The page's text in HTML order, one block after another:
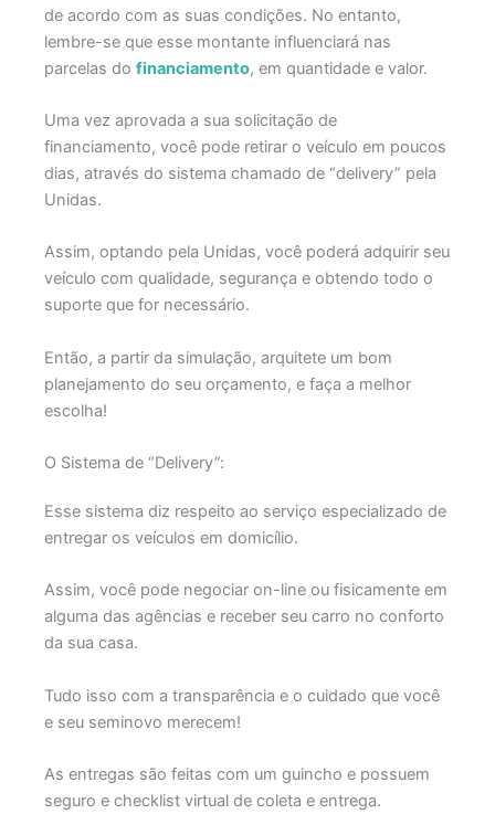
de acordo com as suas condições. No entanto,
lembre-se que esse montante influenciará nas
parcelas do financiamento, em quantidade e valor.
Uma vez aprovada a sua solicitação de
financiamento, você pode retirar o veículo em poucos
dias, através do sistema chamado de “delivery” pela
Unidas.
Assim, optando pela Unidas, você poderá adquirir seu
veículo com qualidade, segurança e obtendo todo o
suporte que for necessário.
Então, a partir da simulação, arquitete um bom
planejamento do seu orçamento, e faça a melhor
escolha!
O Sistema de “Delivery”:
Esse sistema diz respeito ao serviço especializado de
entregar os veículos em domicílio.
Assim, você pode negociar on-line ou fisicamente em
alguma das agências e receber seu carro no conforto
da sua casa.
Tudo isso com a transparência e o cuidado que você
e seu seminovo merecem!
As entregas são feitas com um guincho e possuem
seguro e checklist virtual de coleta e entrega.